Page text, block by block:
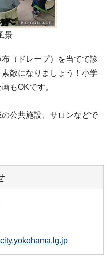
景
（ドレープ）を当てて診
敵になりましょう！小学
もOKです。
公共施設、サロンなどで